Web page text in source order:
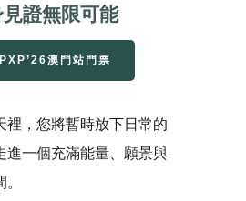
見證無限可能
澳門站門票
裡，您將暫時放下日常的
進一個充滿能量、願景與